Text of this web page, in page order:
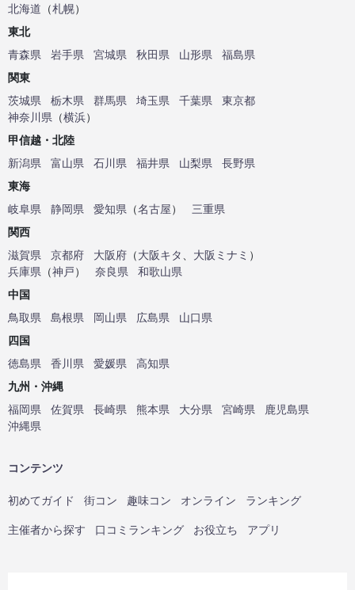
北海道 （札幌）
東北
青森県
岩手県 宮城県 秋田県 山形県
福島県
関東
茨城県
栃木県 群馬県 埼玉県 千葉県
東京都
神奈川県 （横浜）
甲信越・北陸
新潟県
富山県 石川県 福井県 山梨県
長野県
東海
岐阜県
静岡県 愛知県 （名古屋）
三重県
関西
滋賀県
京都府 大阪府 （大阪キタ 大阪ミナミ ）
兵庫県 （神戸） 奈良県
和歌山県
中国
鳥取県
島根県 岡山県 広島県
山口県
四国
徳島県
香川県 愛媛県
高知県
九州・沖縄
福岡県
佐賀県 長崎県 熊本県 大分県 宮崎県
鹿児島県
沖縄県
コンテンツ
初めてガイド 街コン 趣味コン オンライン ランキング
主催者から探す 口コミランキング お役立ち アプリ